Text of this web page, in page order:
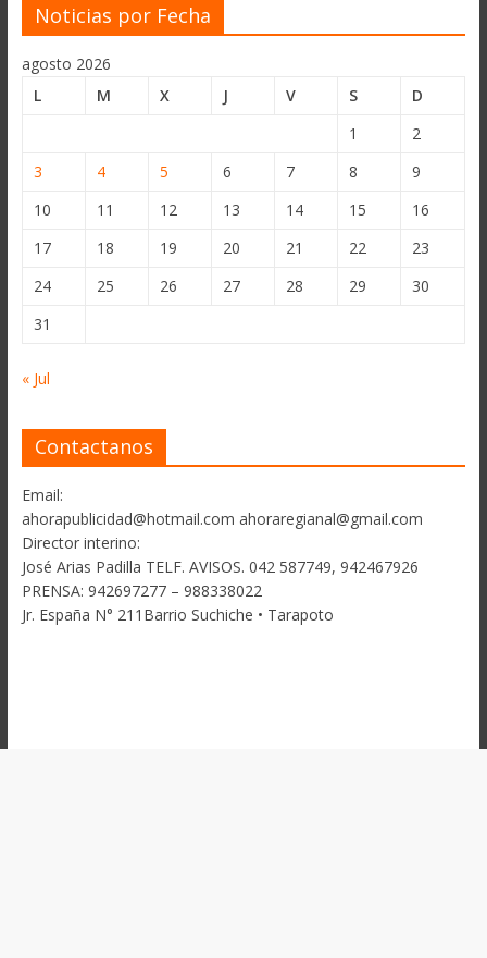
Noticias por Fecha
agosto 2026
L
M X J V S
D
1
2
3
4 5 6 7 8
9
10
11 12 13 14 15
16
17
18 19 20 21 22
23
24
25 26 27 28 29
30
31
« Jul
Contactanos
Email:
ahorapublicidad@hotmail.com ahoraregianal@gmail.com
Director interino:
José Arias Padilla TELF. AVISOS. 042 587749, 942467926
PRENSA: 942697277 – 988338022
Jr. España N° 211Barrio Suchiche • Tarapoto